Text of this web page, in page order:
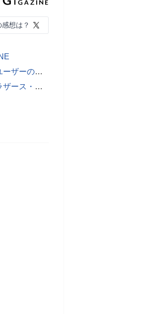
想は？
YouTubeがショート動画向けの「ライブセルフィー」機能をリリース、ユーザーの顔と声をリアルタイムで記録したAIアバターを使った動画を生成可能に - GIGAZINE
YouTubeの広告収益は「ディズニー」「パラマウント」「ワーナー・ブラザース・ディスカバリー」「NBCU」の合計を上回る - GIGAZINE